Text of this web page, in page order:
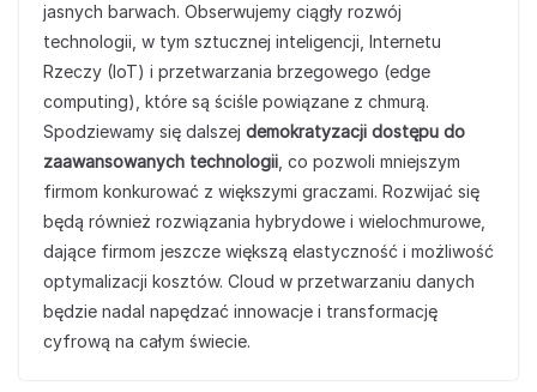
jasnych barwach. Obserwujemy ciągły rozwój
technologii, w tym sztucznej inteligencji, Internetu
Rzeczy (IoT) i przetwarzania brzegowego (edge
computing), które są ściśle powiązane z chmurą.
Spodziewamy się dalszej demokratyzacji dostępu do
zaawansowanych technologii , co pozwoli mniejszym
firmom konkurować z większymi graczami. Rozwijać się
będą również rozwiązania hybrydowe i wielochmurowe,
dające firmom jeszcze większą elastyczność i możliwość
optymalizacji kosztów. Cloud w przetwarzaniu danych
będzie nadal napędzać innowacje i transformację
cyfrową na całym świecie.